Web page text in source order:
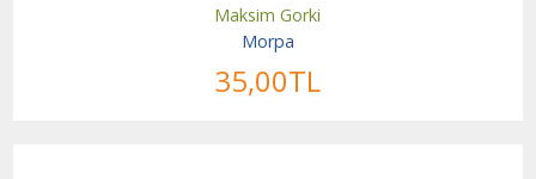
Maksim Gorki
Morpa
35,00TL